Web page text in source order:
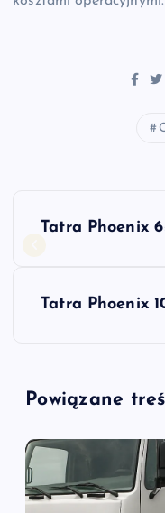
N
g
a
c
Tatra Phoenix
Tatra Phoenix
Powiązane